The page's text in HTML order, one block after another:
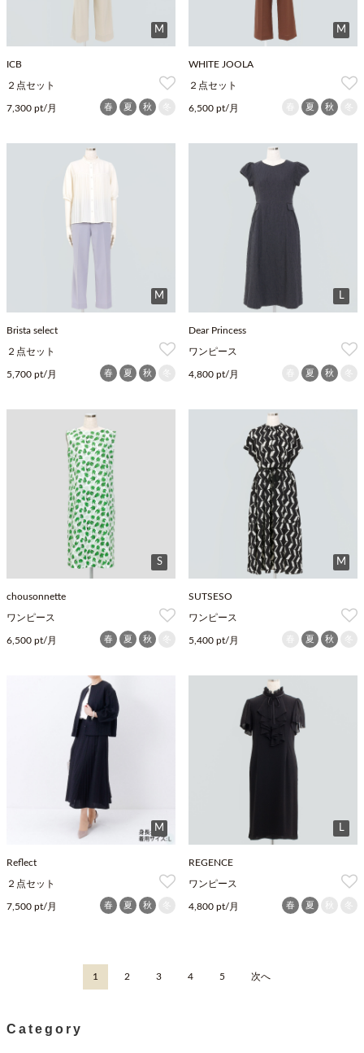
M
ICB
２点セット
7,300 pt/月 春 夏 秋
M
WHITE JOOLA
２点セット
6,500 pt/月 夏 秋
M
Brista select
２点セット
5,700 pt/月 春 夏 秋
L
Dear Princess
ワンピース
4,800 pt/月 夏 秋
S
chousonnette
ワンピース
6,500 pt/月 春 夏 秋
M
SUTSESO
ワンピース
5,400 pt/月 夏 秋
M
Reflect
２点セット
7,500 pt/月 春 夏 秋
L
REGENCE
ワンピース
4,800 pt/月 春 夏
1 2 3 4 5 次へ
Category